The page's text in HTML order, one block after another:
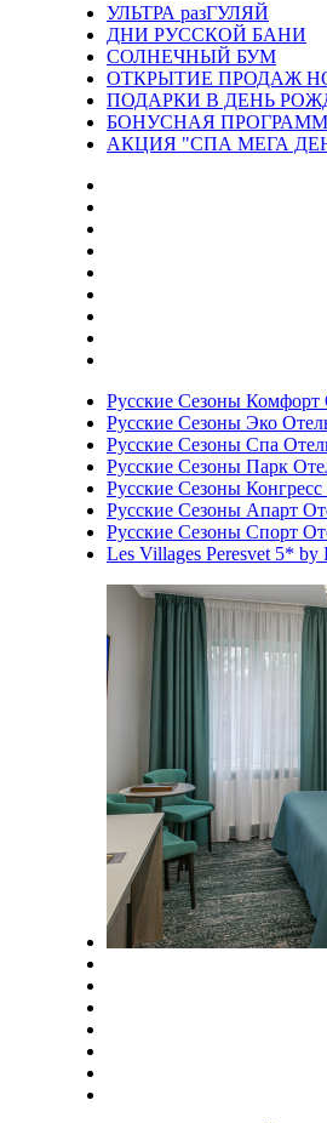
УЛЬТРА разГУЛЯЙ
ДНИ РУССКОЙ БАНИ
СОЛНЕЧНЫЙ БУМ
ОТКРЫТИЕ ПРОДАЖ
ПОДАРКИ В ДЕНЬ
БОНУСНАЯ
АКЦИЯ "СПА МЕГА
Русские Сезоны Комфорт
Русские Сезоны Эко
Русские Сезоны Спа
Русские Сезоны Парк
Русские Сезоны
Русские Сезоны Апарт
Русские Сезоны Спорт
Les Villages Peresvet 5* by